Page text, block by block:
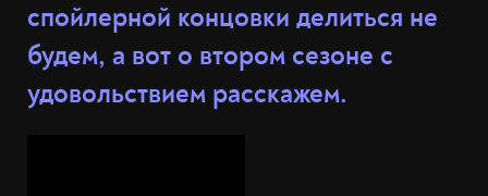
спойлерной концовки делиться не
будем, а вот о втором сезоне с
удовольствием расскажем.